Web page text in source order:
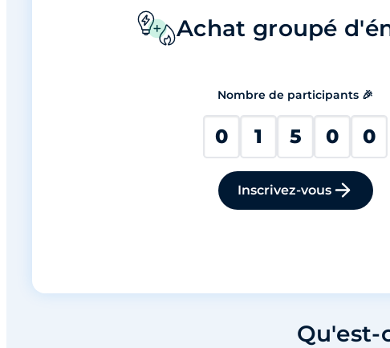
Achat groupé
Nombre de participants 🎉
0 1 5 0 0
Inscrivez-vous
Qu'est-